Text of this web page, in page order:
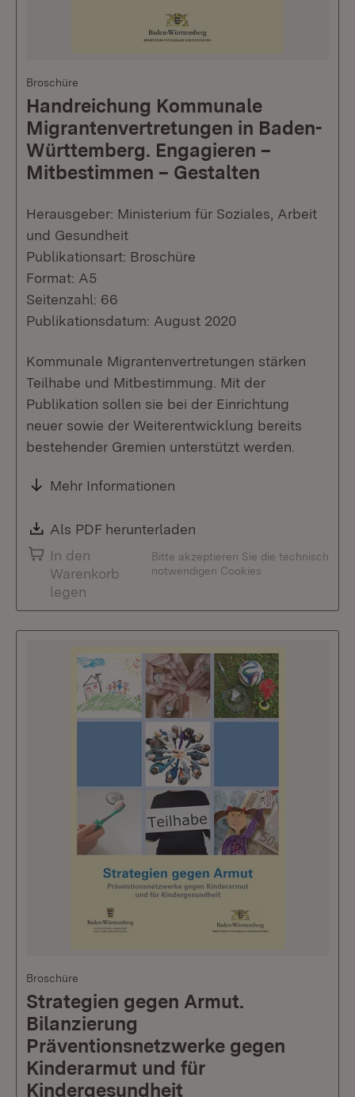
Broschüre
Handreichung Kommunale
Migrantenvertretungen in Baden-
Württemberg. Engagieren –
Mitbestimmen – Gestalten
Herausgeber: Ministerium für Soziales, Arbeit
und Gesundheit
Publikationsart: Broschüre
Format: A5
Seitenzahl: 66
Publikationsdatum: August 2020
Kommunale Migrantenvertretungen stärken
Teilhabe und Mitbestimmung. Mit der
Publikation sollen sie bei der Einrichtung
neuer sowie der Weiterentwicklung bereits
bestehender Gremien unterstützt werden.
Mehr Informationen
Download:
Als PDF herunterladen
In den
Warenkorb
legen
Bitte akzeptieren Sie die technisch
notwendigen Cookies
Broschüre
Strategien gegen Armut.
Bilanzierung
Präventionsnetzwerke gegen
Kinderarmut und für
Kindergesundheit